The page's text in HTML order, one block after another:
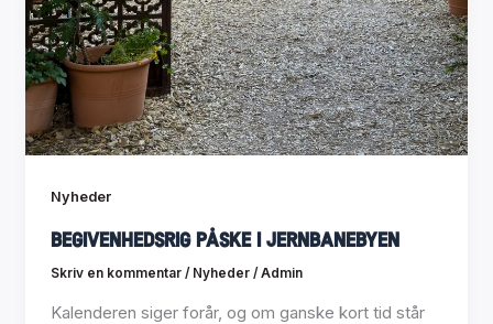
Nyheder
Begivenhedsrig påske i Jernbanebyen
Skriv en kommentar / Nyheder/Admin
Kalenderen siger forår, og om ganske kort tid står